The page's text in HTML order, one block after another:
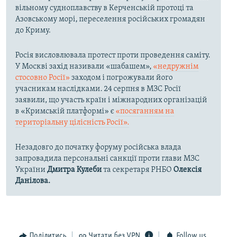
вільному судноплавству в Керченській протоці та
Азовському морі, переселення російських громадян
до Криму.
Росія висловлювала протест проти проведення саміту.
У Москві захід називали «шабашем», «недружнім
стосовно Росії» заходом і погрожували його
учасникам наслідками. 24 серпня в МЗС Росії
заявили, що участь країн і міжнародних організацій
в «Кримській платформі» є «посяганням на
територіальну цілісність Росії».
Незадовго до початку форуму російська влада
запровадила персональні санкції проти глави МЗС
України Дмитра Кулебита секретаря РНБО Олексія
Данілова.